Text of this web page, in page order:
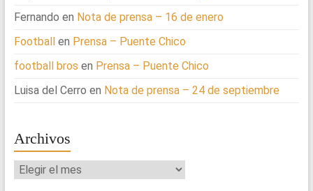
Fernando en Nota de prensa – 16 de enero
Footballen Prensa – Puente Chico
football bros en Prensa – Puente Chico
Luisa del Cerro en Nota de prensa – 24 de septiembre
Archivos
Archivos